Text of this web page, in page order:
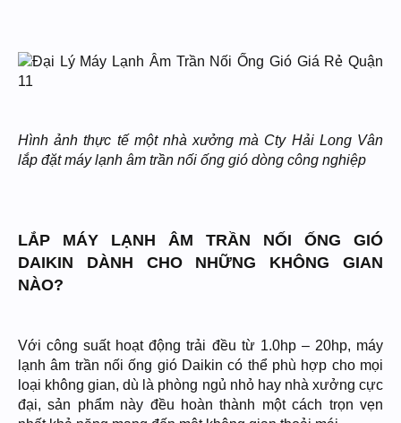
Hình ảnh thực tế một nhà xưởng mà Cty Hải Long Vân
lắp đặt máy lạnh âm trần nối ống gió dòng công nghiệp
LẮP MÁY LẠNH ÂM TRẦN NỐI ỐNG GIÓ
DAIKIN DÀNH CHO NHỮNG KHÔNG GIAN
NÀO?
Với công suất hoạt động trải đều từ 1.0hp – 20hp, máy
lạnh âm trần nối ống gió Daikin có thể phù hợp cho mọi
loại không gian, dù là phòng ngủ nhỏ hay nhà xưởng cực
đại, sản phẩm này đều hoàn thành một cách trọn vẹn